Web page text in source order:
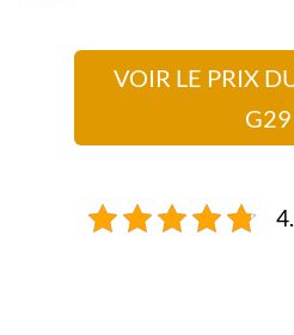
VOIR LE PRIX
G29